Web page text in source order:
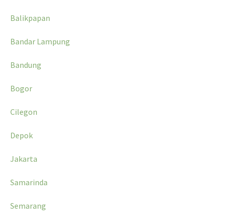
Balikpapan
Bandar Lampung
Bandung
Bogor
Cilegon
Depok
Jakarta
Samarinda
Semarang